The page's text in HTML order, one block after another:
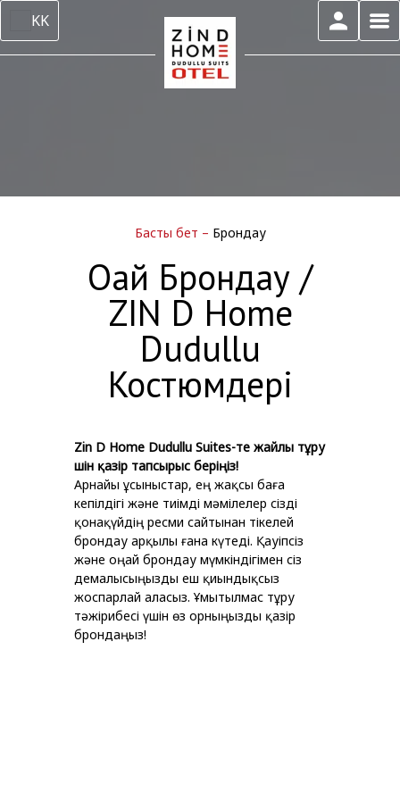
KK
Басты бет – Брондау
Оңай Брондау /
ZIN D Home
Dudullu
Костюмдері
Zin D Home Dudullu Suites-те жайлы тұру
үшін қазір тапсырыс беріңіз!
Арнайы ұсыныстар, ең жақсы баға
кепілдігі және тиімді мәмілелер сізді
қонақүйдің ресми сайтынан тікелей
брондау арқылы ғана күтеді. Қауіпсіз
және оңай брондау мүмкіндігімен сіз
демалысыңызды еш қиындықсыз
жоспарлай аласыз. Ұмытылмас тұру
тәжірибесі үшін өз орныңызды қазір
брондаңыз!